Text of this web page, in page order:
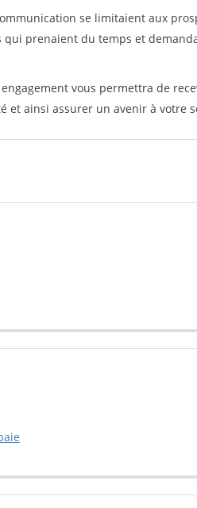
se limitaient aux
qui prenaient du temps et
vous permettra de
et ainsi assurer un avenir à votre